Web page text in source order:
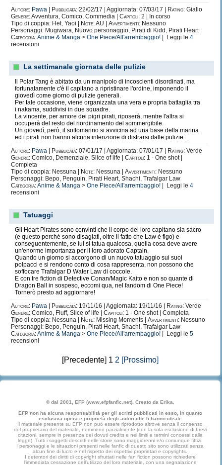
Autore: Pawa Pubblicata: 22/02/17 | Aggiornata: 07/03/17 | Rating: Giallo
Genere:Avventura, Comico, Commedia | Capitoli: 2 | In corso
Tipo di coppia: Het, Yaoi |
Note:AU | Avvertimenti: Nessuno
Personaggi: Mugiwara, Nuovo personaggio, Pirati di Kidd, Pirati Heart
Categoria:Anime & Manga > One Piece/All'arrembaggio! | Leggi le 4
recensioni
La settimanale giornata delle pulizie
Il Polar Tang è abitato da un manipolo di incoscienti disordinati, ma
fortunatamente c'è il capitano a ripristinare l'ordine, imponendo il
giovedì come giorno di pulizie generali.
Per tale occasione, viene organizzata una vera e propria battaglia tra
i nakama, suddivisi in due squadre.
La vincente, per amore dei pigri pirati, riposerà, mentre l'altra si
occuperà del resto del riordinamento del sommergibile.
Un giovedì, però, il sottomarino si avvicina ad una base della marina
ed i pirati non hanno alcuna intenzione di distrarsi dalle pulizie...
Autore: Pawa Pubblicata: 07/01/17 | Aggiornata: 07/01/17 | Rating: Verde
Genere: Comico, Demenziale, Slice of life | Capitoli: 1 - One shot |
Completa
Tipo di coppia: Nessuna |
Note: Nessuna | Avvertimenti: Nessuno
Personaggi: Bepo, Penguin, Pirati Heart, Shachi, Trafalgar Law
Categoria:Anime & Manga > One Piece/All'arrembaggio! | Leggi le 4
recensioni
Tatuaggi
Gli Heart Pirates sono convinti che il corpo del loro capitano sia sacro
(e questo perché sono disagiati, oltre il fatto che Law è figo) e
conseguentemente, se lui si tatua qualcosa, quella cosa deve avere
un'enorme importanza per il loro adorato Captain.
Quando un giorno si accorgono di un nuovo tatuaggio sui suoi
polpacci e si rendono conto di cosa rappresenta, non possono che
soffocare Trafalgar D Water Law di coccole.
E con tre fiction di Detective Conan/Magic Kaito e non so quante di
Dragon Ball in sospeso, eccomi qua, nel fandom di One Piece!
Tornerò presto ad aggiornare!
Autore: Pawa Pubblicata: 19/11/16 | Aggiornata: 19/11/16 | Rating: Verde
Genere: Comico, Fluff, Slice of life | Capitoli: 1 - One shot | Completa
Tipo di coppia: Nessuna |
Note: Missing Moments | Avvertimenti: Nessuno
Personaggi: Bepo, Penguin, Pirati Heart, Shachi, Trafalgar Law
Categoria:Anime & Manga > One Piece/All'arrembaggio! | Leggi le 5
recensioni
[Precedente] 1 2 [Prossimo]
© dal 2001, EFP (www.efpfanfic.net). Creato da Erika.
EFP non ha alcuna responsabilità per gli scritti pubblicati in esso, in quanto
esclusiva opera e proprietà degli autori che li hanno ideati.
Il materiale presente su EFP non può essere riprodotto altrove senza il consenso
del proprietario del materiale, nemmeno parzialmente (con la sola esclusione di brevi
citazioni, sempre in presenza dei dovuti credits e nei limiti e termini concessi dalla
legge). Tutti i soggetti descritti nelle storie sono maggiorenni e/o comunque fittizi.
I personaggi e le situazioni presenti nelle fanfic di questo sito sono utilizzati senza
alcun fine di lucro e nel rispetto dei rispettivi proprietari e copyrights.
I detentori dei diritti di copyright sfruttati nelle fan fiction possono richiedere
l'immediata cessazione dell'utilizzo del loro materiale, con una segnalazione